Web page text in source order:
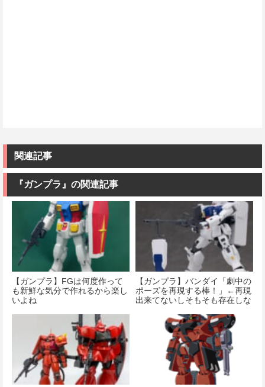
関連記事
『ガンプラ』の関連記事
【ガンプラ】FGは何度作って
も新鮮な気分で作れるから楽し
いよね
【ガンプラ】バンダイ「劇中の
ポーズを再現する棒！」←再現
出来てないしそもそも存在しな